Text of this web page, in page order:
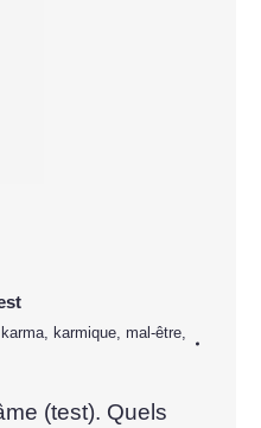
karma karmique mal-être
(test). Quels